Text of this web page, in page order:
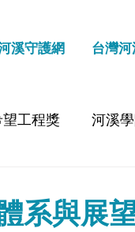
溪守護網 台灣
工程獎 河溪
系與展